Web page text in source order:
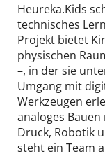
Heureka.Kids
technisches
Projekt bietet
physischen
–, in der sie
Umgang mit
Werkzeugen
analoges
Druck, Robotik
steht ein Team